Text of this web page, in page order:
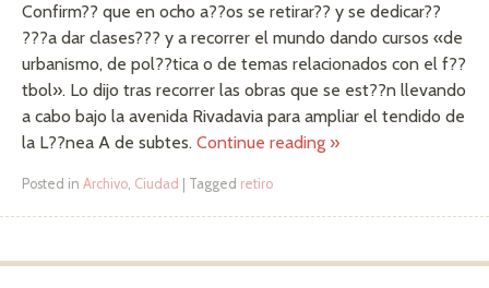
Confirm?? que en ocho a??os se retirar?? y se dedicar??
???a dar clases??? y a recorrer el mundo dando cursos «de
urbanismo, de pol??tica o de temas relacionados con el f??
tbol». Lo dijo tras recorrer las obras que se est??n llevando
a cabo bajo la avenida Rivadavia para ampliar el tendido de
la L??nea A de subtes. Continue reading »
Posted in Archivo, Ciudad Tagged retiro
Post navigation